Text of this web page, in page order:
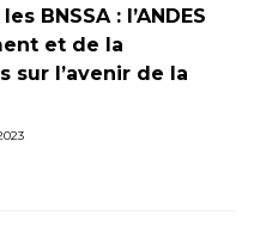
BNSSA : l’ANDES
et de la
sur l’avenir de la